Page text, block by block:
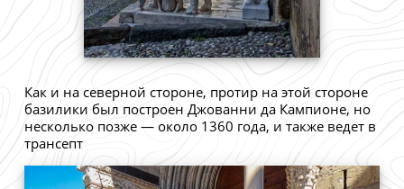
Как и на северной стороне, протир на этой стороне
базилики был построен Джованни да Кампионе, но
несколько позже — около 1360 года, и также ведет в
трансепт